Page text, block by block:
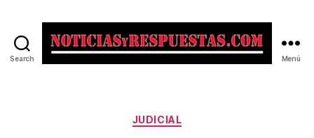
Search Menú
Categorías
JUDICIAL